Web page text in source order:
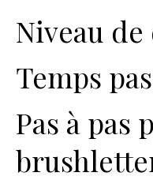
Niveau
Temps
Pas à pas